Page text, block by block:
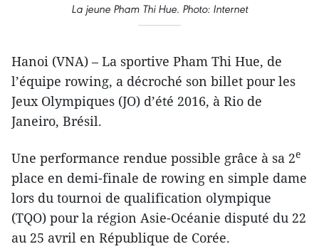
La jeune Pham Thi Hue. Photo: Internet
Hanoi (VNA) – La sportive Pham Thi Hue, de
l’équipe rowing, a décroché son billet pour les
Jeux Olympiques (JO) d’été 2016, à Rio de
Janeiro, Brésil.
Une performance rendue possible grâce à sa 2e
place en demi-finale de rowing en simple dame
lors du tournoi de qualification olympique
(TQO) pour la région Asie-Océanie disputé du 22
au 25 avril en République de Corée.